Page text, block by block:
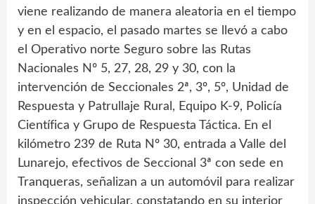
viene realizando de manera aleatoria en el tiempo
y en el espacio, el pasado martes se llevó a cabo
el Operativo norte Seguro sobre las Rutas
Nacionales Nº 5, 27, 28, 29 y 30, con la
intervención de Seccionales 2ª, 3º, 5º, Unidad de
Respuesta y Patrullaje Rural, Equipo K-9, Policía
Científica y Grupo de Respuesta Táctica. En el
kilómetro 239 de Ruta Nº 30, entrada a Valle del
Lunarejo, efectivos de Seccional 3ª con sede en
Tranqueras, señalizan a un automóvil para realizar
inspección vehicular, constatando en su interior